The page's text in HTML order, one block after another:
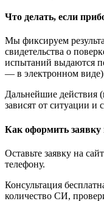
Что делать, если
Мы фиксируем
свидетельства о
испытаний выдаются
— в электронном
Дальнейшие действия
зависят от ситуации и
Как оформить заявку
Оставьте заявку на
телефону.
Консультация
количество СИ,